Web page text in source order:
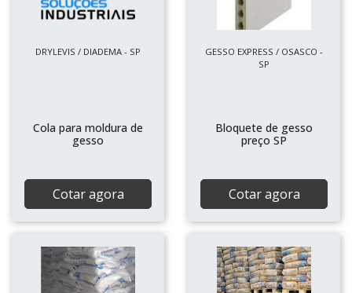
DRYLEVIS / DIADEMA - SP
Cola para moldura de
gesso
Cotar agora
GESSO EXPRESS / OSASCO -
SP
Bloquete de gesso
preço SP
Cotar agora